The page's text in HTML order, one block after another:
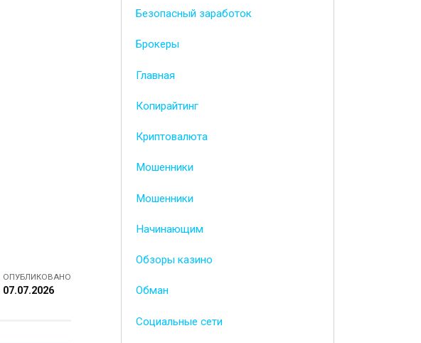
ОПУБЛИКОВАНО
07.07.2026
Безопасный заработок
Брокеры
Главная
Копирайтинг
Криптовалюта
Мошенники
Мошенники
Начинающим
Обзоры казино
Обман
Социальные сети